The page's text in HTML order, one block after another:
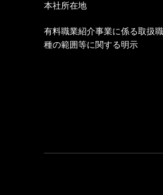
本社所在地
有料職業紹介事業に係る取扱職
種の範囲等に関する明示